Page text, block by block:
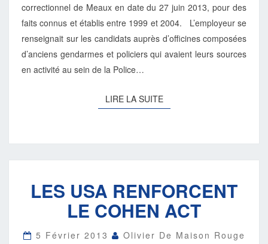
correctionnel de Meaux en date du 27 juin 2013, pour des
faits connus et établis entre 1999 et 2004. L’employeur se
renseignait sur les candidats auprès d’officines composées
d’anciens gendarmes et policiers qui avaient leurs sources
en activité au sein de la Police…
LIRE LA SUITELIRE
LA
USA
RENFORCENT
LE
ACT
LES USA RENFORCENT
LE COHEN ACT
5 Février 2013 Olivier De Maison Rouge